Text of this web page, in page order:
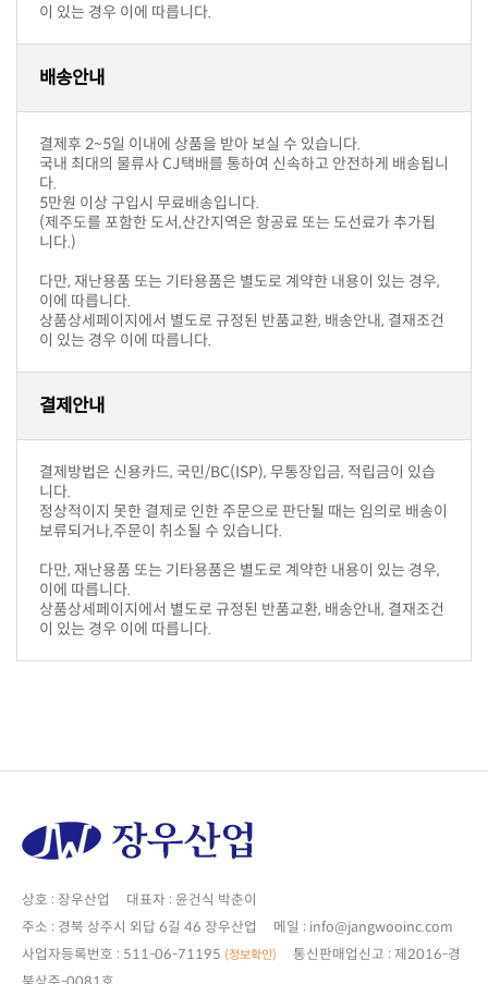
이 있는 경우 이에 따릅니다.
배송안내
결제후 2~5일 이내에 상품을 받아 보실 수 있습니다.
다.
5만원 이상 구입시 무료배송입니다.
니다.)
이에 따릅니다.
이 있는 경우 이에 따릅니다.
결제안내
니다.
보류되거나,주문이 취소될 수 있습니다.
이에 따릅니다.
이 있는 경우 이에 따릅니다.
상호 : 장우산업 대표자 : 윤건식 박춘이
주소 : 경북 상주시 외답 6길 46 장우산업 메일 : info@jangwooinc.com
사업자등록번호 : 511-06-71195 (정보확인)